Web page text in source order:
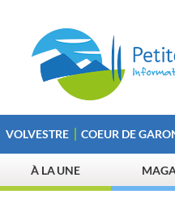
VOLVESTRE COEUR DE
À LA UNE